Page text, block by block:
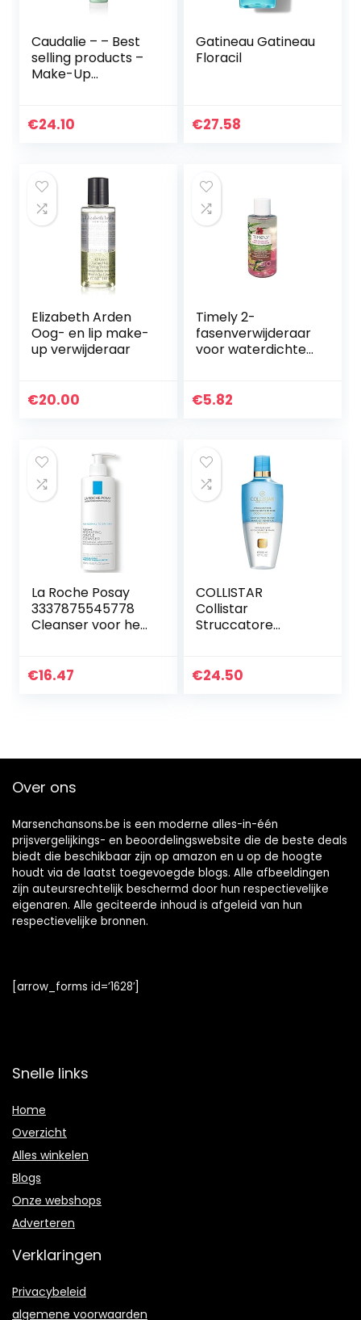
Caudalie – – Best
selling products –
Make-Up
€24.10
Gatineau Gatineau
Floracil
€27.58
Elizabeth Arden
Oog- en lip make-
up verwijderaar
€20.00
Timely 2-
fasenverwijderaar
voor waterdichte
€5.82
La Roche Posay
3337875545778
Cleanser voor het
€16.47
COLLISTAR
Collistar
Struccatore
200ml
€24.50
Over ons
Marsenchansons.be is een moderne alles-in-één
prijsvergelijkings- en beoordelingswebsite die de beste deals
biedt die beschikbaar zijn op amazon en u op de hoogte
houdt via de laatst toegevoegde blogs. Alle afbeeldingen
zijn auteursrechtelijk beschermd door hun respectievelijke
eigenaren. Alle geciteerde inhoud is afgeleid van hun
respectievelijke bronnen.
[arrow_forms id=’1628′]
Snelle links
Home
Overzicht
Alles winkelen
Blogs
Onze webshops
Adverteren
Verklaringen
Privacybeleid
algemene voorwaarden